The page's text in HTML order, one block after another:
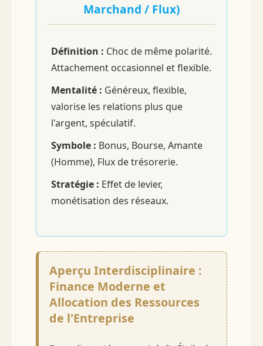
Marchand / Flux)
Définition : Choc de même polarité.
Attachement occasionnel et flexible.
Mentalité : Généreux, flexible,
valorise les relations plus que
l'argent, spéculatif.
Symbole : Bonus, Bourse, Amante
(Homme), Flux de trésorerie.
Stratégie : Effet de levier,
monétisation des réseaux.
Aperçu Interdisciplinaire :
Finance Moderne et
Allocation des Ressources
de l'Entreprise